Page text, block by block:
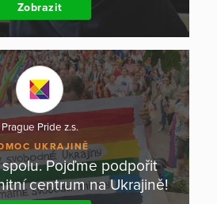
Zobrazit
Prague Pride z.s.
UKRAJINĚ
Pojďme podpořit
centrum na Ukrajině!